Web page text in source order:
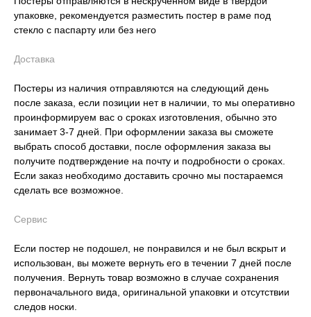
упаковке, рекомендуется разместить постер в раме под
стекло с паспарту или без него
Доставка
Постеры из наличия отправляются на следующий день
после заказа, если позиции нет в наличии, то мы оперативно
проинформируем вас о сроках изготовления, обычно это
занимает 3-7 дней. При оформлении заказа вы сможете
выбрать способ доставки, после оформления заказа вы
получите подтверждение на почту и подробности о сроках.
Если заказ необходимо доставить срочно мы постараемся
сделать все возможное.
Сервис
Если постер не подошел, не понравился и не был вскрыт и
использован, вы можете вернуть его в течении 7 дней после
получения. Вернуть товар возможно в случае сохранения
первоначального вида, оригинальной упаковки и отсутствии
следов носки.